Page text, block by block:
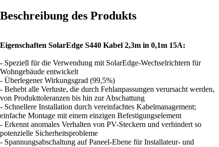
Beschreibung des Produkts
Eigenschaften SolarEdge S440 Kabel 2,3m in 0,1m 15A:
- Speziell für die Verwendung mit SolarEdge-Wechselrichtern für
Wohngebäude entwickelt
- Überlegener Wirkungsgrad (99,5%)
- Behebt alle Verluste, die durch Fehlanpassungen verursacht werden,
von Produkttoleranzen bis hin zur Abschattung
- Schnellere Installation durch vereinfachtes Kabelmanagement;
einfache Montage mit einem einzigen Befestigungselement
- Erkennt anomales Verhalten von PV-Steckern und verhindert so
potenzielle Sicherheitsprobleme
- Spannungsabschaltung auf Paneel-Ebene für Installateur- und